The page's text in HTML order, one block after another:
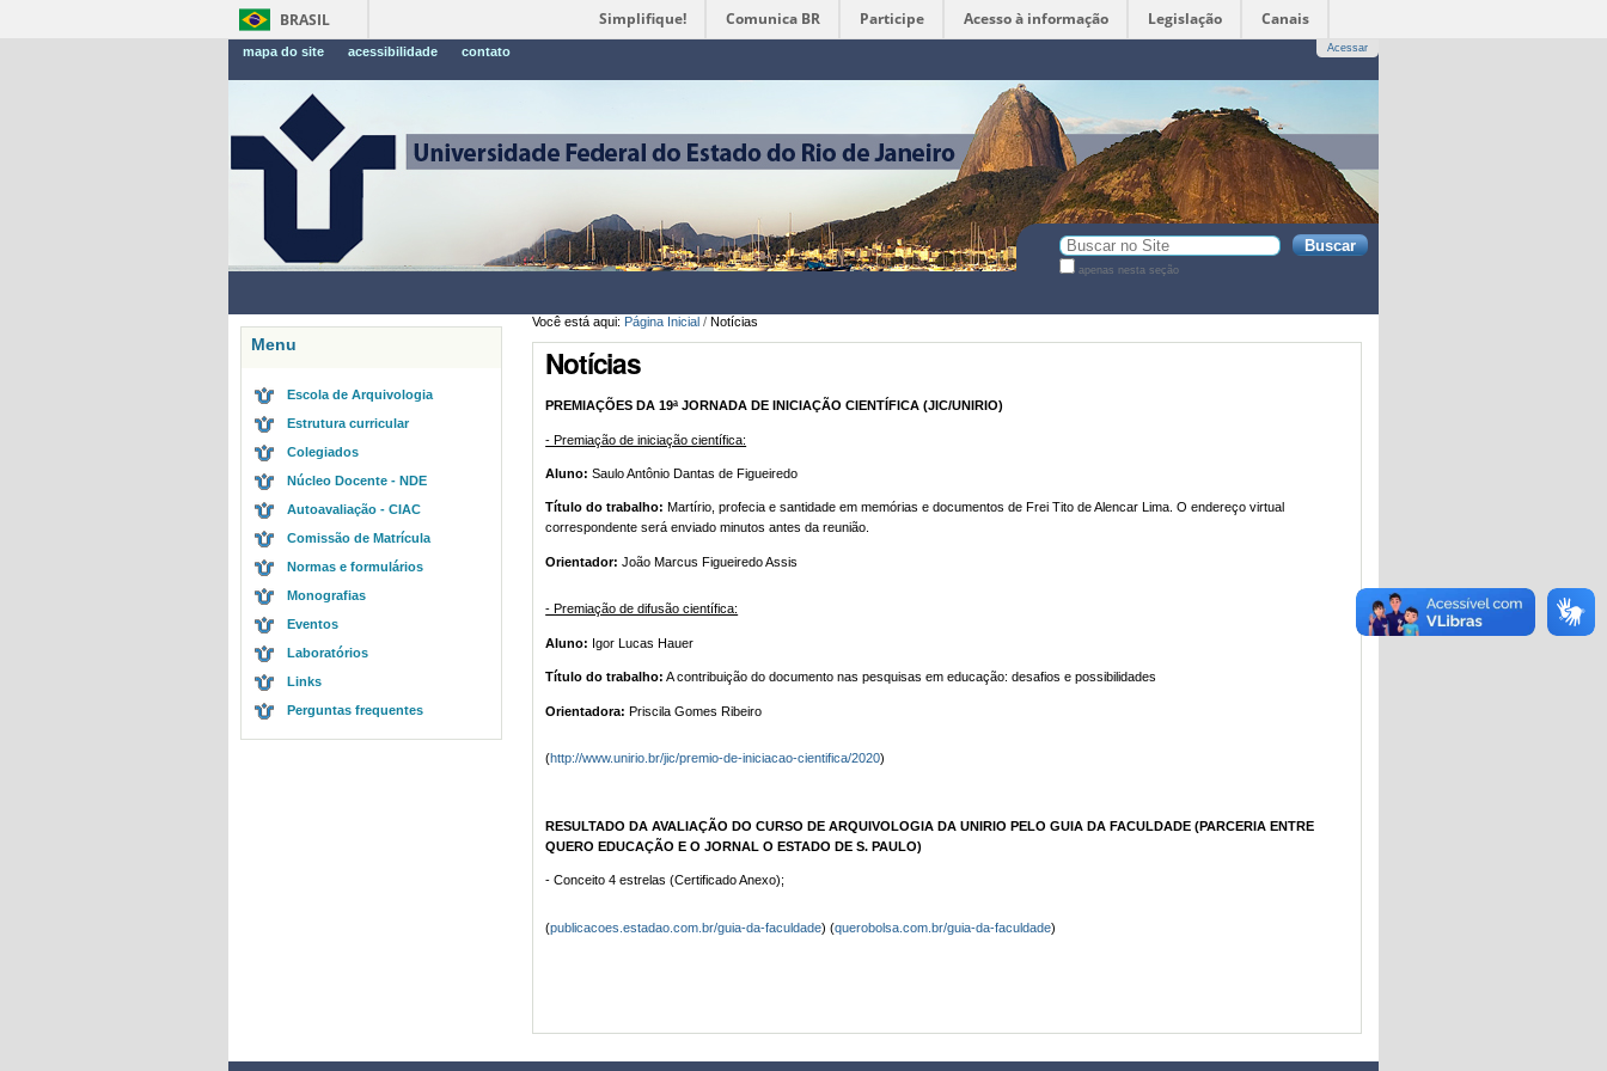
BRASIL Simplifique! Comunica BR Participe Acesso à informação Legislação Canais
mapa do site acessibilidade contato Acessar
Busca
apenas nesta seção
Você está aqui: Página Inicial /Notícias
Notícias
PREMIAÇÕES DA 19ª JORNADA DE INICIAÇÃO CIENTÍFICA (JIC/UNIRIO)
- Premiação de iniciação científica:
Aluno: Saulo Antônio Dantas de Figueiredo
Título do trabalho: Martírio, profecia e santidade em memórias e documentos de Frei Tito de Alencar Lima. O endereço virtual
correspondente será enviado minutos antes da reunião.
Orientador: João Marcus Figueiredo Assis
- Premiação de difusão científica:
Aluno: Igor Lucas Hauer
Título do trabalho: A contribuição do documento nas pesquisas em educação: desafios e possibilidades
Orientadora: Priscila Gomes Ribeiro
(http://www.unirio.br/jic/premio-de-iniciacao-cientifica/2020)
RESULTADO DA AVALIAÇÃO DO CURSO DE ARQUIVOLOGIA DA UNIRIO PELO GUIA DA FACULDADE (PARCERIA ENTRE
QUERO EDUCAÇÃO E O JORNAL O ESTADO DE S. PAULO)
- Conceito 4 estrelas (Certificado Anexo);
(publicacoes.estadao.com.br/guia-da-faculdade) (querobolsa.com.br/guia-da-faculdade)
Menu
Escola de Arquivologia
Estrutura curricular
Colegiados
Núcleo Docente - NDE
Autoavaliação - CIAC
Comissão de Matrícula
Normas e formulários
Monografias
Eventos
Laboratórios
Links
Perguntas frequentes